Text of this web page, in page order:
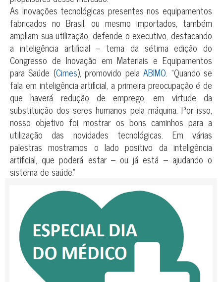
As inovações tecnológicas presentes nos equipamentos
fabricados no Brasil, ou mesmo importados, também
ampliam sua utilização, defende o executivo, destacando
a inteligência artificial – tema da sétima edição do
Congresso de Inovação em Materiais e Equipamentos
para Saúde (Cimes), promovido pelaABIMO. “Quando se
fala em inteligência artificial, a primeira preocupação é de
que haverá redução de emprego, em virtude da
substituição dos seres humanos pela máquina. Por isso,
nosso objetivo foi mostrar os bons caminhos para a
utilização das novidades tecnológicas. Em várias
palestras mostramos o lado positivo da inteligência
artificial, que poderá estar – ou já está – ajudando o
sistema de saúde.”